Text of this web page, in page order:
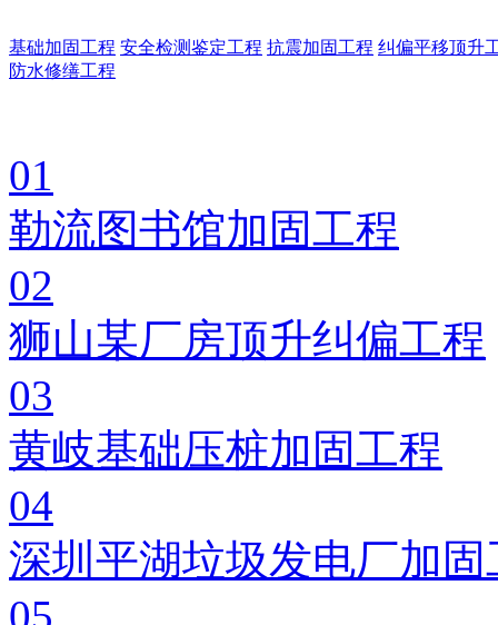
基础加固工程 安全检测鉴定工程 抗震加固工程 纠偏平移顶升
防水修缮工程
01
勒流图书馆加固工程
02
狮山某厂房顶升纠偏工程
03
黄岐基础压桩加固工程
04
深圳平湖垃圾发电厂加固